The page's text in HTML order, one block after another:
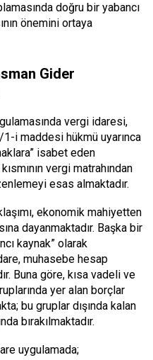
doğru bir yabancı
önemini ortaya
Gider
vergi idaresi,
i maddesi hükmü uyarınca
isabet eden
vergi matrahından
esas almaktadır.
ekonomik mahiyetten
dayanmaktadır. Başka bir
kaynak” olarak
muhasebe hesap
Buna göre, kısa vadeli ve
yer alan borçlar
bu gruplar dışında kalan
bırakılmaktadır.
uygulamada;